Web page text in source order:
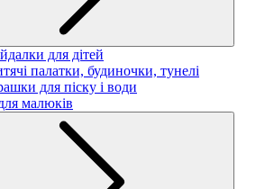
для дітей
палатки, будиночки, тунелі
для піску і води
малюків